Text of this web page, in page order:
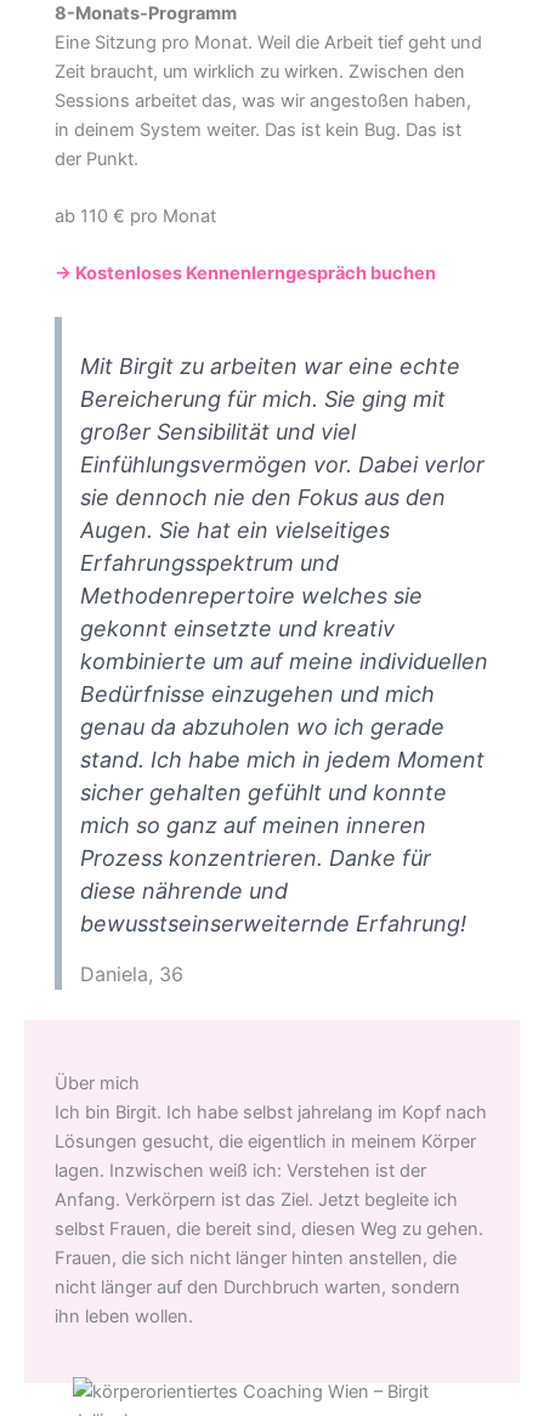
8-Monats-Programm
Eine Sitzung pro Monat. Weil die Arbeit tief geht und
Zeit braucht, um wirklich zu wirken. Zwischen den
Sessions arbeitet das, was wir angestoßen haben,
in deinem System weiter. Das ist kein Bug. Das ist
der Punkt.
ab 110 € pro Monat
→ Kostenloses Kennenlerngespräch buchen
Mit Birgit zu arbeiten war eine echte
Bereicherung für mich. Sie ging mit
großer Sensibilität und viel
Einfühlungsvermögen vor. Dabei verlor
sie dennoch nie den Fokus aus den
Augen. Sie hat ein vielseitiges
Erfahrungsspektrum und
Methodenrepertoire welches sie
gekonnt einsetzte und kreativ
kombinierte um auf meine individuellen
Bedürfnisse einzugehen und mich
genau da abzuholen wo ich gerade
stand. Ich habe mich in jedem Moment
sicher gehalten gefühlt und konnte
mich so ganz auf meinen inneren
Prozess konzentrieren. Danke für
diese nährende und
bewusstseinserweiternde Erfahrung!
Daniela, 36
Über mich
Ich bin Birgit. Ich habe selbst jahrelang im Kopf nach
Lösungen gesucht, die eigentlich in meinem Körper
lagen. Inzwischen weiß ich: Verstehen ist der
Anfang. Verkörpern ist das Ziel. Jetzt begleite ich
selbst Frauen, die bereit sind, diesen Weg zu gehen.
Frauen, die sich nicht länger hinten anstellen, die
nicht länger auf den Durchbruch warten, sondern
ihn leben wollen.